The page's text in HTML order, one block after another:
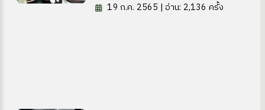
19 ก.ค. 2565 | อ่าน: 2,136 ครั้ง